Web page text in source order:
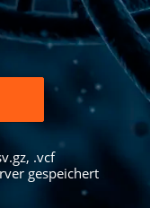
.vcf
gespeichert